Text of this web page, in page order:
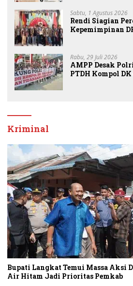
Sabtu, 1 Agustus 2026
Rendi Siagian
Kepemimpinan
Rabu, 29 Juli 2026
AMPP Desak
PTDH Kompol
Kriminal
Bupati Langkat Temui Massa Aksi
Air Hitam Jadi Prioritas Pemkab